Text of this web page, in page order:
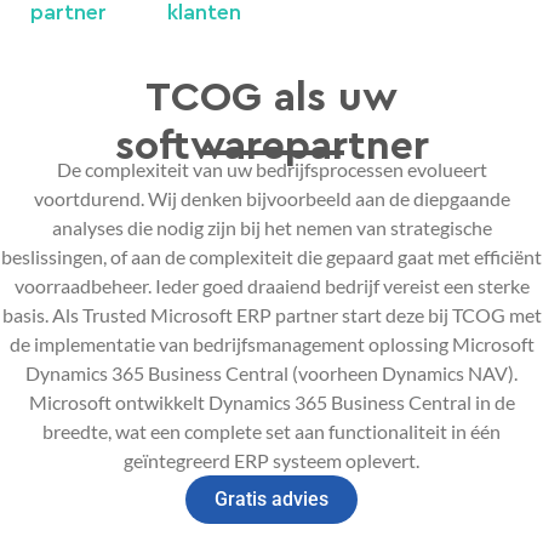
partner
klanten
TCOG als uw
softwarepartner
De complexiteit van uw bedrijfsprocessen evolueert
voortdurend. Wij denken bijvoorbeeld aan de diepgaande
analyses die nodig zijn bij het nemen van strategische
beslissingen, of aan de complexiteit die gepaard gaat met efficiënt
voorraadbeheer. Ieder goed draaiend bedrijf vereist een sterke
basis. Als Trusted Microsoft ERP partner start deze bij TCOG met
de implementatie van bedrijfsmanagement oplossing Microsoft
Dynamics 365 Business Central (voorheen Dynamics NAV).
Microsoft ontwikkelt Dynamics 365 Business Central in de
breedte, wat een complete set aan functionaliteit in één
geïntegreerd ERP systeem oplevert.
Gratis advies